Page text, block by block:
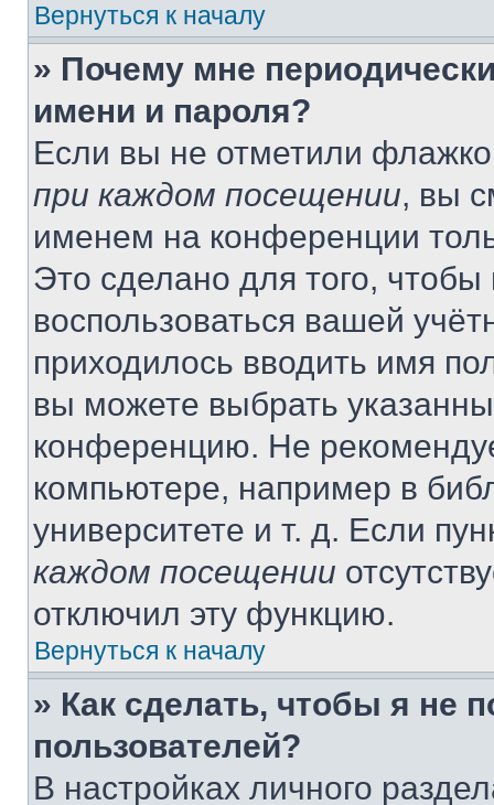
Вернуться к началу
» Почему мне
имени и пароля?
Если вы не отметили
при каждом посещении, вы
именем на конференции
Это сделано для того, чтобы
воспользоваться вашей
приходилось вводить имя
вы можете выбрать
конференцию. Не
компьютере, например в
университете и т. д. Если
каждом посещении
отключил эту функцию.
Вернуться к началу
» Как сделать, чтобы я не
пользователей?
В настройках личного